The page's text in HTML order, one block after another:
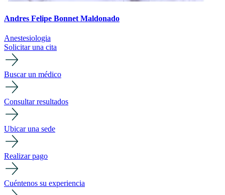
Andres Felipe Bonnet Maldonado
Anestesiologia
Solicitar una cita
Buscar un médico
Consultar resultados
Ubicar una sede
Realizar pago
Cuéntenos su experiencia